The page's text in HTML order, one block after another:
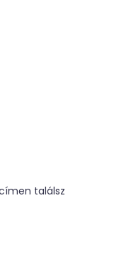
találsz